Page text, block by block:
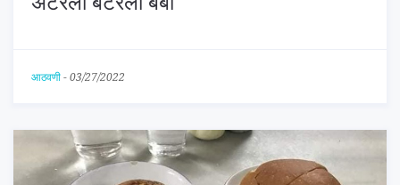
आठवणी - 03/27/2022